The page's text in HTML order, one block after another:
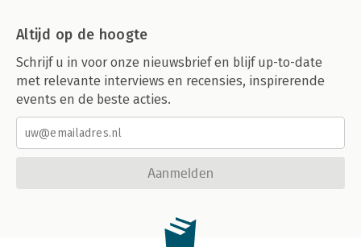
Altijd op de hoogte
Schrijf u in voor onze nieuwsbrief en blijf up-to-date
met relevante interviews en recensies, inspirerende
events en de beste acties.
Aanmelden